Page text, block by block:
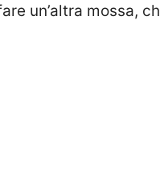
un’altra mossa,